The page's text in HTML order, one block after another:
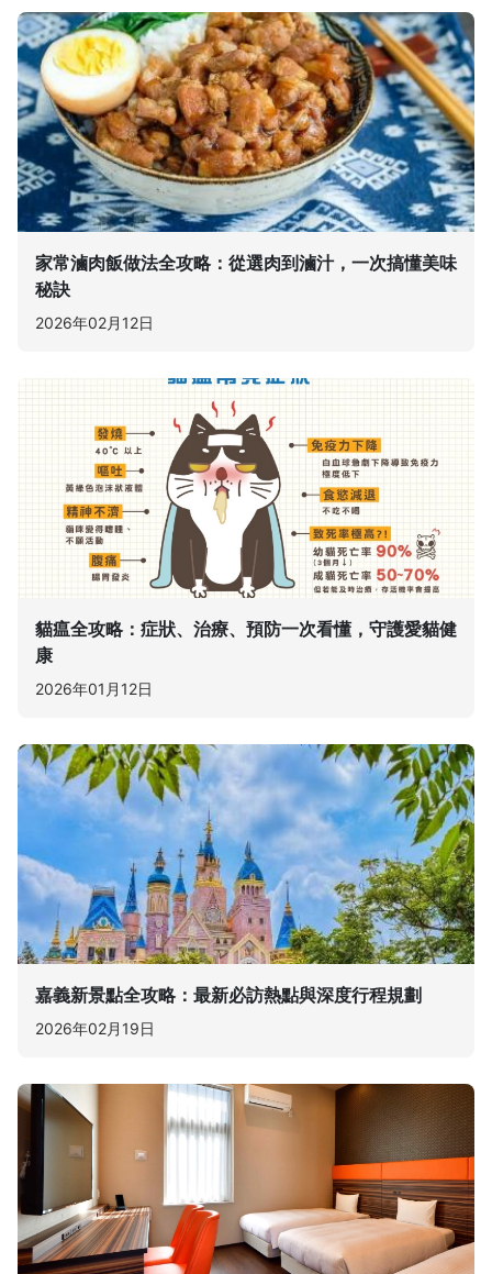
家常滷肉飯做法全攻略：從選肉到滷汁，一次搞懂美味
秘訣
2026年02月12日
貓瘟全攻略：症狀、治療、預防一次看懂，守護愛貓健
康
2026年01月12日
嘉義新景點全攻略：最新必訪熱點與深度行程規劃
2026年02月19日